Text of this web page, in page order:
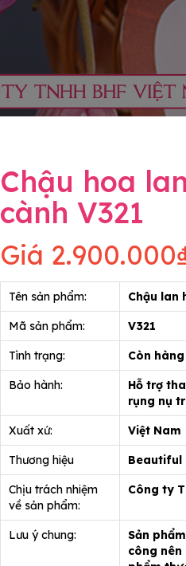
Chậu hoa
cành V321
Giá
Tên sản phẩm: Chậu lan
Mã sản phẩm: V321
Tình trạng: Còn hàng
Bảo hành:
Hỗ trợ
rụng nụ
Xuất xứ: Việt Nam
Thương hiệu Beautiful
Chịu trách nhiệm
về sản phẩm:
Công ty
Lưu ý chung:
Sản
công nên